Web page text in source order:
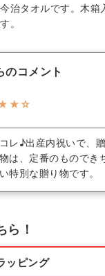
治タオルです。木箱
。
のコメント
レ♪出産内祝いで、
は、定番のものでき
特別な贈り物です。
ら！
ッピング